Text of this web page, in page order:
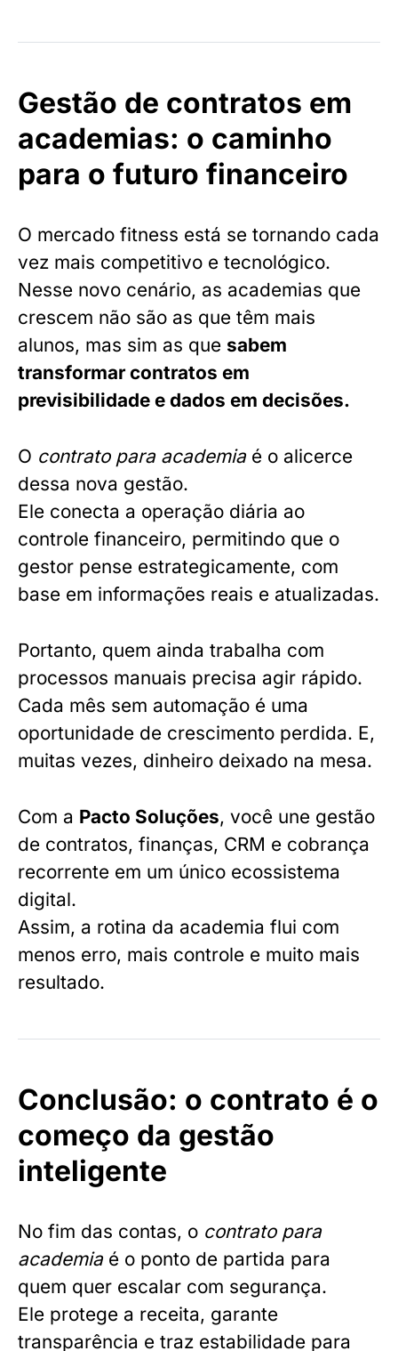
Gestão de contratos em
academias: o caminho
para o futuro financeiro
O mercado fitness está se tornando cada
vez mais competitivo e tecnológico.
Nesse novo cenário, as academias que
crescem não são as que têm mais
alunos, mas sim as que sabem
transformar contratos em
previsibilidade e dados em decisões.
O contrato para academiaé o alicerce
dessa nova gestão.
Ele conecta a operação diária ao
controle financeiro, permitindo que o
gestor pense estrategicamente, com
base em informações reais e atualizadas.
Portanto, quem ainda trabalha com
processos manuais precisa agir rápido.
Cada mês sem automação é uma
oportunidade de crescimento perdida. E,
muitas vezes, dinheiro deixado na mesa.
Com a Pacto Soluções, você une gestão
de contratos, finanças, CRM e cobrança
recorrente em um único ecossistema
digital.
Assim, a rotina da academia flui com
menos erro, mais controle e muito mais
resultado.
Conclusão: o contrato é o
começo da gestão
inteligente
No fim das contas, o contrato para
academiaé o ponto de partida para
quem quer escalar com segurança.
Ele protege a receita, garante
transparência e traz estabilidade para